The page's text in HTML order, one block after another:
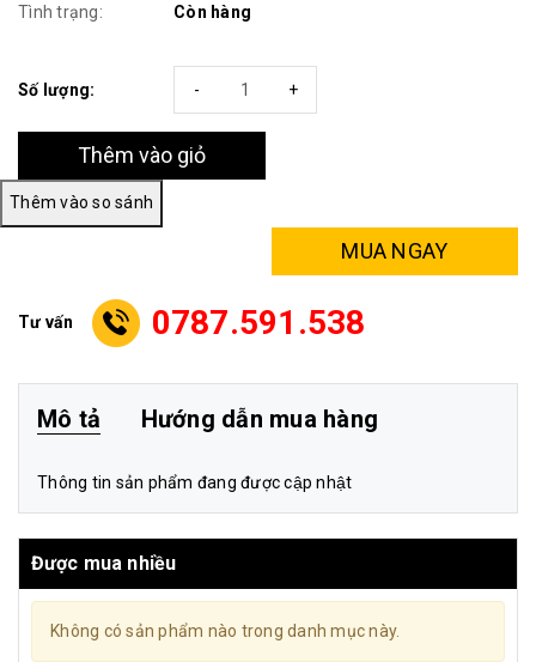
Tình trạng:
Còn hàng
Số lượng: +
-
Thêm vào giỏ
MUA NGAY
Tư vấn 0787.591.538
Mô tả Hướng dẫn mua hàng
Thông tin sản phẩm đang được cập nhật
Được mua nhiều
Không có sản phẩm nào trong danh mục này.